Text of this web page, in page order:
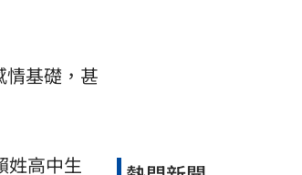
基礎，甚
姓高中生